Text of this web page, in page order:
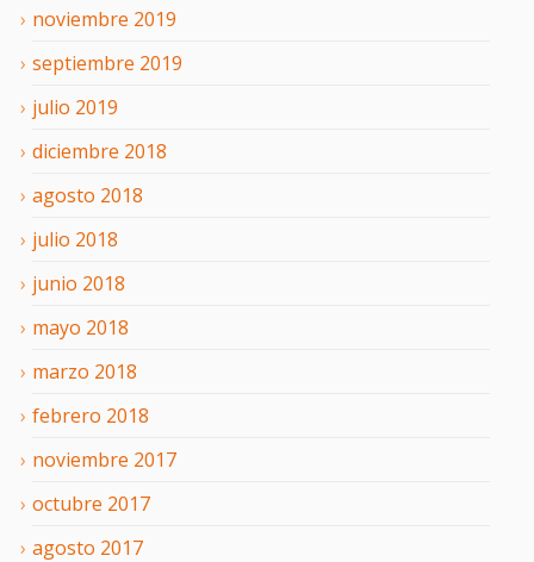
noviembre 2019
septiembre 2019
julio 2019
diciembre 2018
agosto 2018
julio 2018
junio 2018
mayo 2018
marzo 2018
febrero 2018
noviembre 2017
octubre 2017
agosto 2017